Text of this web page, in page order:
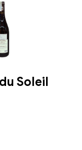
Soleil